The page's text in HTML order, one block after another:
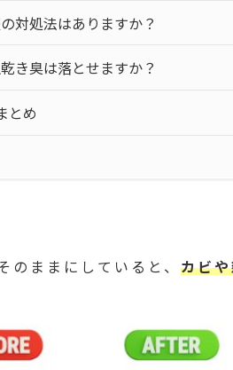
対処法はありますか？
き臭は落とせますか？
とめ
のままにしていると、 カビ